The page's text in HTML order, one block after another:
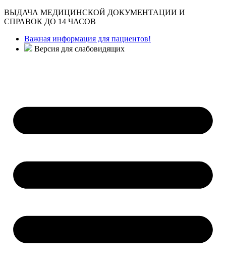
ВЫДАЧА МЕДИЦИНСКОЙ ДОКУМЕНТАЦИИ И
СПРАВОК ДО 14 ЧАСОВ
Важная информация для пациентов!
Версия для слабовидящих